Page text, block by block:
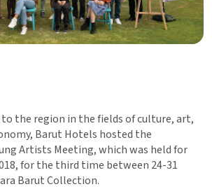
the region in the fields of culture, art,
Barut Hotels hosted the
Artists Meeting, which was held for
for the third time between 24-31
Barut Collection.